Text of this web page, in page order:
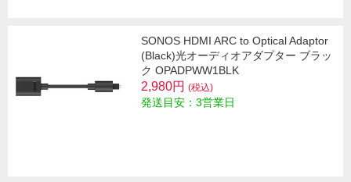
SONOS HDMI ARC to Optical Adaptor
(Black)光オーディオアダプター ブラッ
ク OPADPWW1BLK
2,980円 (税込)
発送目安：3営業日